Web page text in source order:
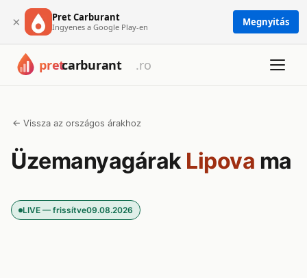
× Pret Carburant
Ingyenes a Google Play-en Megnyitás
← Vissza az országos árakhoz
Üzemanyagárak Lipova ma
LIVE — frissítve09.08.2026